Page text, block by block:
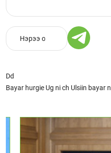
Dd
Bayar hurgie Ug ni ch Ulsiin bayar